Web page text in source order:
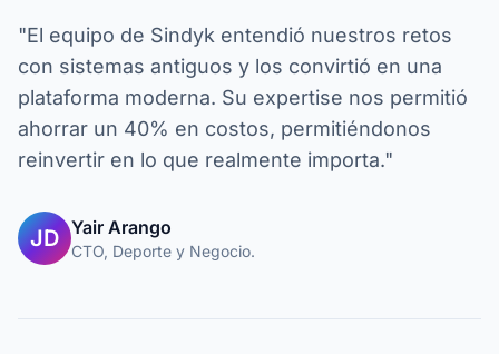
"El equipo de Sindyk entendió nuestros retos
con sistemas antiguos y los convirtió en una
plataforma moderna. Su expertise nos permitió
ahorrar un 40% en costos, permitiéndonos
reinvertir en lo que realmente importa."
JD Yair Arango
CTO, Deporte y Negocio.